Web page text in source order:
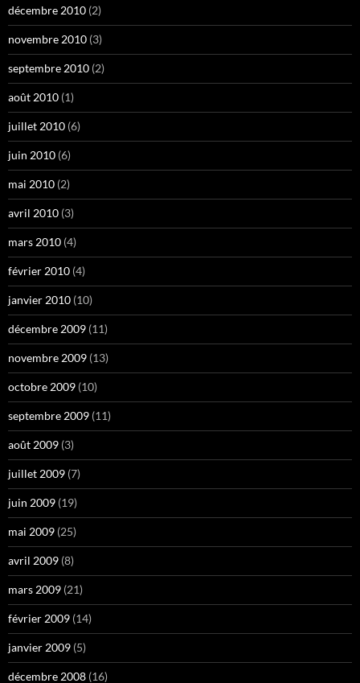
décembre 2010 (2)
novembre 2010 (3)
septembre 2010 (2)
août 2010 (1)
juillet 2010 (6)
juin 2010 (6)
mai 2010 (2)
avril 2010 (3)
mars 2010 (4)
février 2010 (4)
janvier 2010 (10)
décembre 2009 (11)
novembre 2009 (13)
octobre 2009 (10)
septembre 2009 (11)
août 2009 (3)
juillet 2009 (7)
juin 2009 (19)
mai 2009 (25)
avril 2009 (8)
mars 2009 (21)
février 2009 (14)
janvier 2009 (5)
décembre 2008 (16)